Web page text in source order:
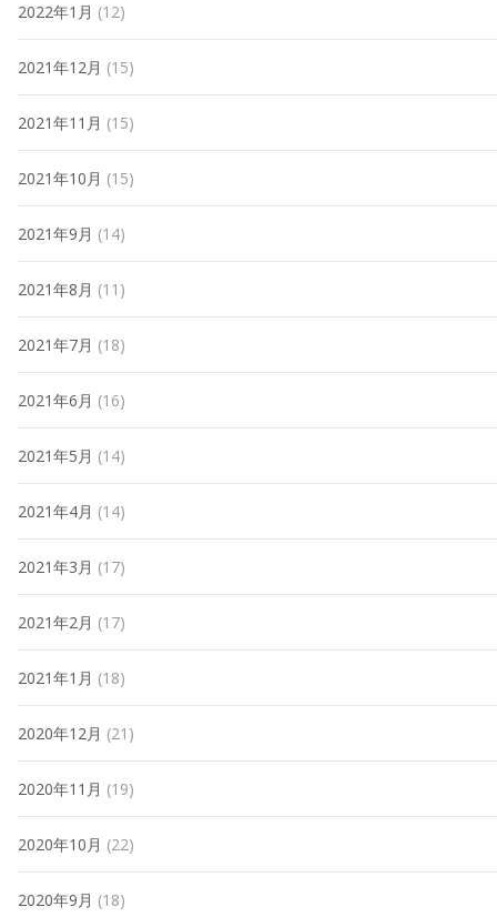
2022年1月 (12)
2021年12月 (15)
2021年11月 (15)
2021年10月 (15)
2021年9月 (14)
2021年8月 (11)
2021年7月 (18)
2021年6月 (16)
2021年5月 (14)
2021年4月 (14)
2021年3月 (17)
2021年2月 (17)
2021年1月 (18)
2020年12月 (21)
2020年11月 (19)
2020年10月 (22)
2020年9月 (18)